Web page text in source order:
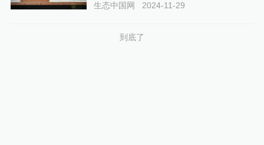
生态中国网 2024-11-29
到底了